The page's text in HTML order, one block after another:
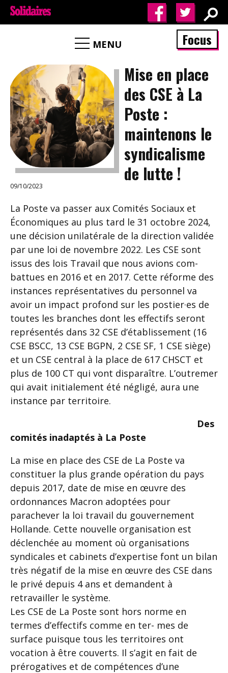
MENU Focus
Mise en place
des CSE à La
Poste :
maintenons le
syndicalisme
de lutte !
09/10/2023
La Poste va passer aux Comités Sociaux et
Économiques au plus tard le 31 octobre 2024,
une décision unilatérale de la direction validée
par une loi de novembre 2022. Les CSE sont
issus des lois Travail que nous avions com-
battues en 2016 et en 2017. Cette réforme des
instances représentatives du personnel va
avoir un impact profond sur les postier·es de
toutes les branches dont les effectifs seront
représentés dans 32 CSE d’établissement (16
CSE BSCC, 13 CSE BGPN, 2 CSE SF, 1 CSE siège)
et un CSE central à la place de 617 CHSCT et
plus de 100 CT qui vont disparaître. L’outremer
qui avait initialement été négligé, aura une
instance par territoire.
Des
comités inadaptés à La Poste
La mise en place des CSE de La Poste va
constituer la plus grande opération du pays
depuis 2017, date de mise en œuvre des
ordonnances Macron adoptées pour
parachever la loi travail du gouvernement
Hollande. Cette nouvelle organisation est
déclenchée au moment où organisations
syndicales et cabinets d’expertise font un bilan
très négatif de la mise en œuvre des CSE dans
le privé depuis 4 ans et demandent à
retravailler le système.
Les CSE de La Poste sont hors norme en
termes d’effectifs comme en ter- mes de
surface puisque tous les territoires ont
vocation à être couverts. Il s’agit en fait de
prérogatives et de compétences d’une